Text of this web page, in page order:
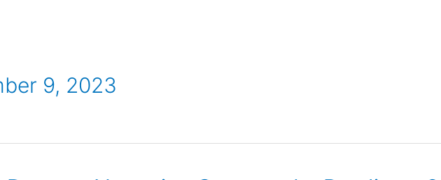
9, 2023